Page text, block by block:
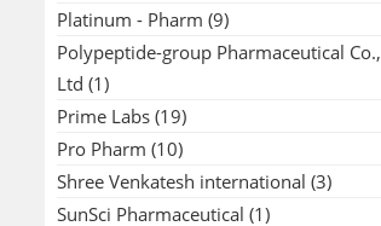
Platinum - Pharm (9)
Polypeptide-group Pharmaceutical Co.,
Ltd (1)
Prime Labs (19)
Pro Pharm (10)
Shree Venkatesh international (3)
SunSci Pharmaceutical (1)